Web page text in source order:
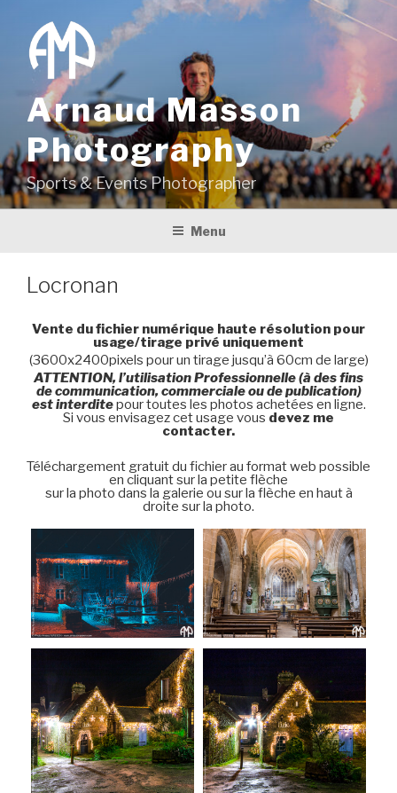
contenu
principal
Arnaud Masson
Photography
Sports & Events Photographer
Menu
Locronan
Vente du fichier numérique haute résolution pour
usage/tirage privé uniquement
(3600x2400pixels pour un tirage jusqu’à 60cm de large)
ATTENTION, l’utilisation Professionnelle (à des fins
de communication, commerciale ou de publication)
est interditepour toutes les photos achetées en ligne.
Si vous envisagez cet usage vous devez me
contacter.
Téléchargement gratuit du fichier au format web possible
en cliquant sur la petite flèche
sur la photo dans la galerie ou sur la flèche en haut à
droite sur la photo.